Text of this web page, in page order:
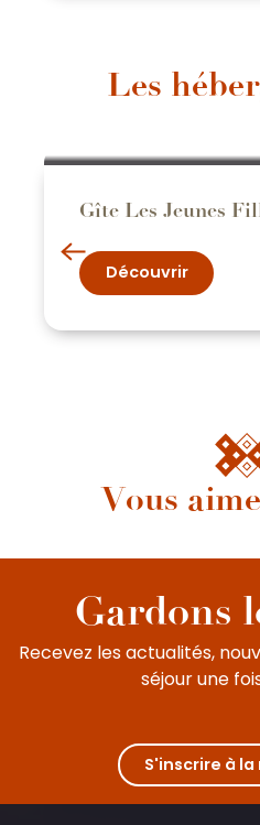
Les
Gîte Les Jeunes
Découvrir
Vous
La Route
Dans les années
destination le Sud, la
Gardons
Recevez les actualités,
séjour une
S'inscrire à